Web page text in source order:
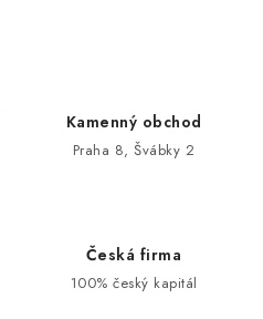
Kamenný obchod
Praha 8, Švábky 2
Česká firma
100% český kapitál